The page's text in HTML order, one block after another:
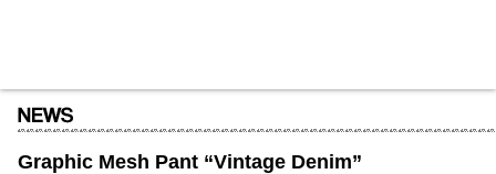
Graphic Mesh Pant “Vintage Denim”